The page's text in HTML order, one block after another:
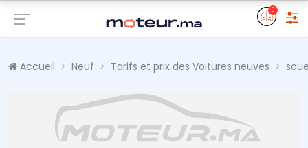
0
Accueil Neuf Tarifs et prix des Voitures neuves